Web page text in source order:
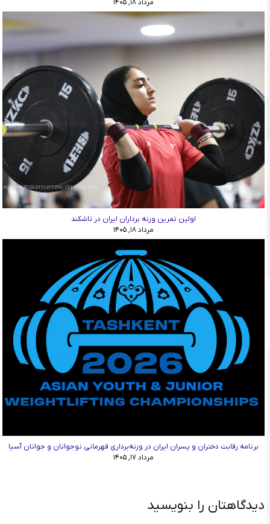
مرداد ۱۸, ۱۴۰۵
اولین تمرین وزنه برداران ایران در تاشکند
مرداد ۱۸, ۱۴۰۵
برنامه رقابت دختران و پسران ایران در وزنه‌برداری قهرمانی نوجوانان و جوانان آسیا
مرداد ۱۷, ۱۴۰۵
دیدگاهتان را بنویسید